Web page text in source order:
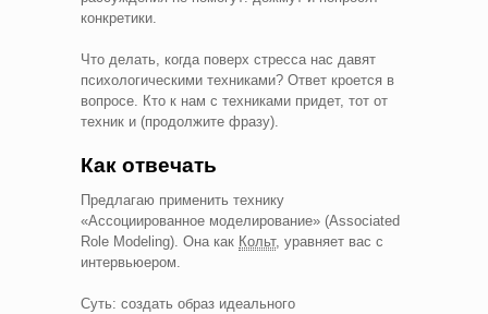
конкретики.
Что делать, когда поверх стресса нас давят
психологическими техниками? Ответ кроется в
вопросе. Кто к нам с техниками придет, тот от
техник и (продолжите фразу).
Как отвечать
Предлагаю применить технику
«Ассоциированное моделирование» (Associated
Role Modeling). Она как Кольт, уравняет вас с
интервьюером.
Суть: создать образ идеального